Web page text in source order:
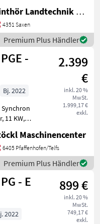
Stirnseite +
mit
und
Sta
Ginthör Landtechnik GmbH
4351 Saxen
Premium Plus Händler
-
2.399
€
inkl. 20 %
MwSt.
1.999,17 €
exkl.
Bj. 2022
Synchron
AVR,
NEU. Hof-
Maschinencenter
6405 Pfaffenhofen/Telfs
Premium Plus Händler
- E
899 €
inkl. 20 %
MwSt.
749,17 €
exkl.
2022